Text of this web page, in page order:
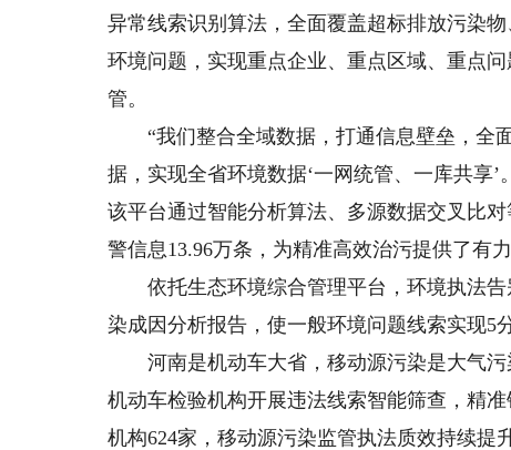
异常线索识别算法，全面覆盖超标排放污染
环境问题，实现重点企业、重点区域、重点
管。
“我们整合全域数据，打通信息壁垒，全
据，实现全省环境数据‘一网统管、一库共享
该平台通过智能分析算法、多源数据交叉比
警信息13.96万条，为精准高效治污提供了有
依托生态环境综合管理平台，环境执法告
染成因分析报告，使一般环境问题线索实现5
河南是机动车大省，移动源污染是大气污
机动车检验机构开展违法线索智能筛查，精
机构624家，移动源污染监管执法质效持续提